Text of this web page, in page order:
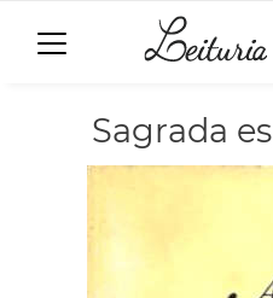
Sagrada